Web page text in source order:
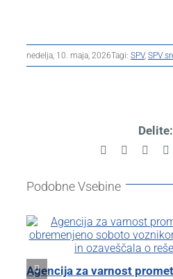
nedelja, 10. maja, 2026Tagi: SPV, SPV
Delite:
Facebook Reddit
Podobne Vsebine
Agencija za varnost